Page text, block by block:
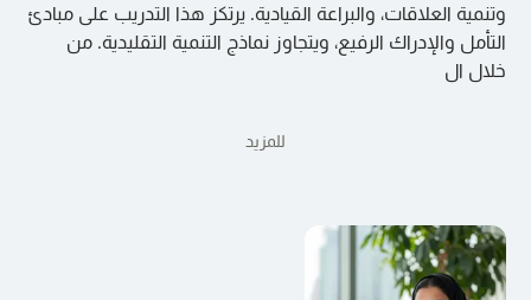
وتنمية العلاقات، والبراعة القيادية. يرتكز هذا التدريب على مبادئ
التأمل والإدراك الرفيع، ويتجاوز نماذج التنمية التقليدية. من
خلال ال
للمزيد